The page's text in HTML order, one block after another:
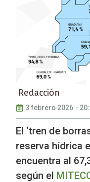
Redacción
3 febrero 2026 -
El ‘tren de
reserva hídrica
encuentra al
según el